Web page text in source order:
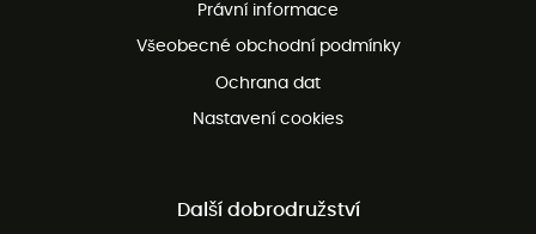
Bezplatná zákaznická služba
Právní informace
Všeobecné obchodní podmínky
Ochrana dat
Nastavení cookies
Další dobrodružství